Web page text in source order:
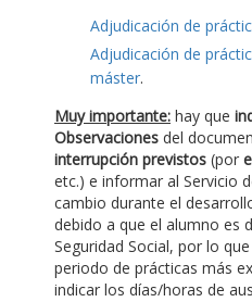
Adjudicación de
Adjudicación de
máster.
Muy importante: hay que
Observaciones del
interrupción previstos (por
etc.) e informar al Servicio
cambio durante el
debido a que el alumno es
Seguridad Social, por lo
periodo de prácticas más
indicar los días/horas de